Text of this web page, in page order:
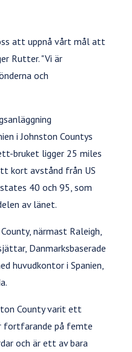
att uppnå vårt mål att
Rutter. "Vi är
och
i Johnston Countys
bruket ligger 25 miles
kort avstånd från US
40 och 95, som
av länet.
närmast Raleigh,
Danmarksbaserade
huvudkontor i Spanien,
County varit ett
fortfarande på femte
och är ett av bara